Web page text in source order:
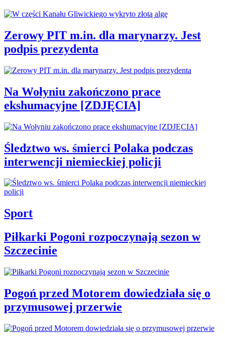
Zerowy PIT m.in. dla marynarzy. Jest
podpis prezydenta
Na Wołyniu zakończono prace
ekshumacyjne [ZDJĘCIA]
Śledztwo ws. śmierci Polaka podczas
interwencji niemieckiej policji
Sport
Piłkarki Pogoni rozpoczynają sezon w
Szczecinie
Pogoń przed Motorem dowiedziała się o
przymusowej przerwie